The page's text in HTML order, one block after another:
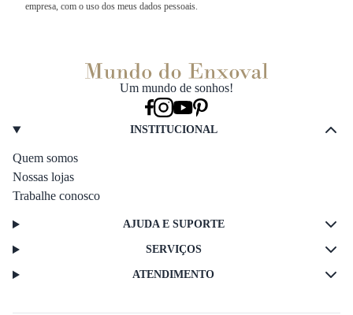
empresa, com o uso dos meus dados pessoais.
Um mundo de sonhos!
INSTITUCIONAL
Quem somos
Nossas lojas
Trabalhe conosco
AJUDA E SUPORTE
SERVIÇOS
ATENDIMENTO